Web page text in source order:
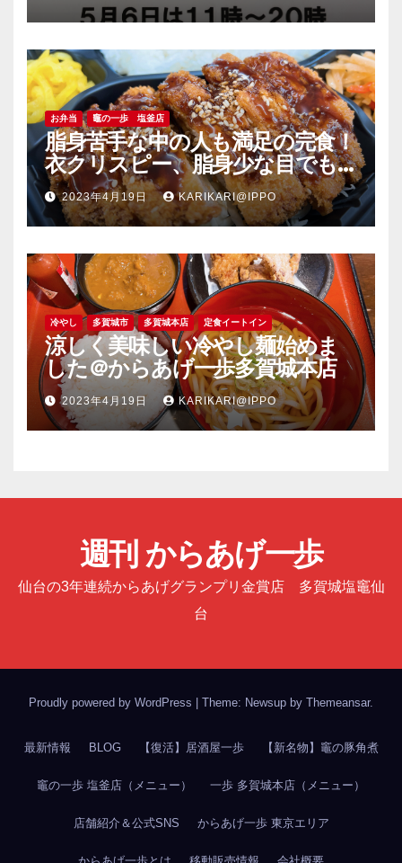
お弁当 竈の一歩 塩釜店
脂身苦手な中の人も満足の完食！
衣クリスピー、脂身少な目でも
旨い豚肉のソーストンカツ弁当
＠竈の一歩塩釜店
2023年4月19日 KARIKARI@IPPO
冷やし 多賀城市 多賀城本店 定食イートイン
涼しく美味しい冷やし麺始めま
した＠からあげ一歩多賀城本店
2023年4月19日 KARIKARI@IPPO
週刊 からあげ一歩
仙台の3年連続からあげグランプリ金賞店 多賀城塩竈仙
台
Proudly powered by WordPress Theme: Newsup by Themeansar.
最新情報 BLOG 【復活】居酒屋一歩 【新名物】竈の豚角煮
竈の一歩 塩釜店（メニュー） 一歩 多賀城本店（メニュー）
店舗紹介＆公式SNS からあげ一歩 東京エリア